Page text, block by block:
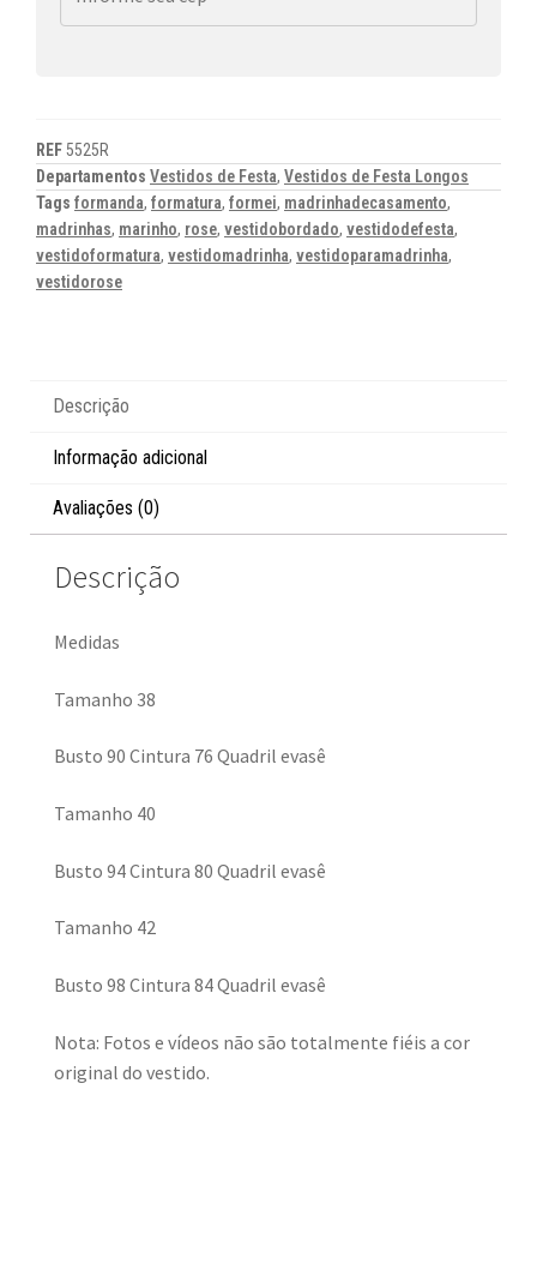
REF5525R
Departamentos Vestidos de Festa, Vestidos de Festa Longos
Tags formanda, formatura, formei, madrinhadecasamento,
madrinhas, marinho, rose, vestidobordado, vestidodefesta,
vestidoformatura, vestidomadrinha, vestidoparamadrinha,
vestidorose
Descrição
Informação adicional
Avaliações (0)
Descrição
Medidas
Tamanho 38
Busto 90 Cintura 76 Quadril evasê
Tamanho 40
Busto 94 Cintura 80 Quadril evasê
Tamanho 42
Busto 98 Cintura 84 Quadril evasê
Nota: Fotos e vídeos não são totalmente fiéis a cor
original do vestido.